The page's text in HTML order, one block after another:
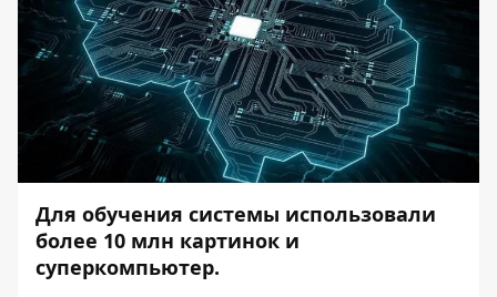
Для обучения системы использовали
более 10 млн картинок и
суперкомпьютер.